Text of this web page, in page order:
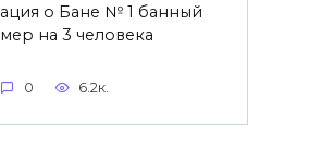
о Бане № 1 банный
на 3 человека
0 6.2к.